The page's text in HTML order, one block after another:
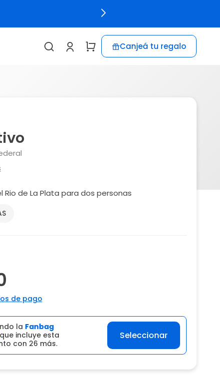
Canjeá tu regalo
Rio de La Plata para dos personas
de pago
la Fanbag
incluye esta
con 26 más.
Seleccionar